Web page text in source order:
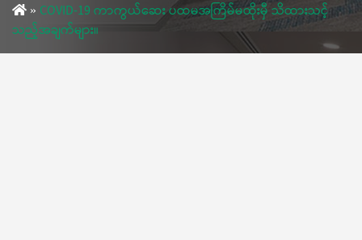
» COVID-19 ကာကွယ်ဆေး ပထမအကြိမ်မထိုးမှီ သိထားသင့်
သည့်အချက်များ။